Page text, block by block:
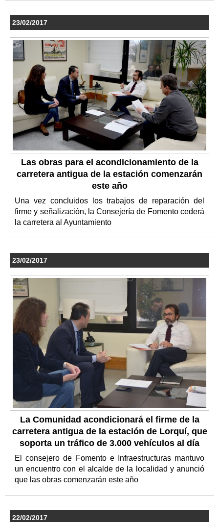
23/02/2017
Las obras para el acondicionamiento de la
carretera antigua de la estación comenzarán
este año
Una vez concluidos los trabajos de reparación del
firme y señalización, la Consejería de Fomento cederá
la carretera al Ayuntamiento
23/02/2017
La Comunidad acondicionará el firme de la
carretera antigua de la estación de Lorquí, que
soporta un tráfico de 3.000 vehículos al día
El consejero de Fomento e Infraestructuras mantuvo
un encuentro con el alcalde de la localidad y anunció
que las obras comenzarán este año
22/02/2017